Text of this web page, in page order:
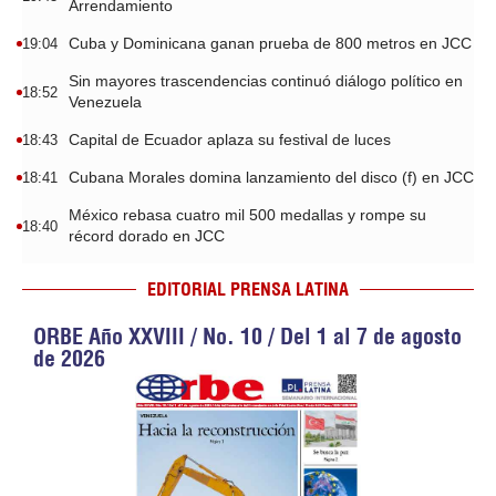
Arrendamiento
19:04 Cuba y Dominicana ganan prueba de 800 metros en JCC
18:52
Sin mayores trascendencias continuó diálogo político en
Venezuela
18:43 Capital de Ecuador aplaza su festival de luces
18:41 Cubana Morales domina lanzamiento del disco (f) en JCC
18:40
México rebasa cuatro mil 500 medallas y rompe su
récord dorado en JCC
EDITORIAL PRENSA LATINA
ORBE Año XXVIII / No. 10 / Del 1 al 7 de agosto
de 2026